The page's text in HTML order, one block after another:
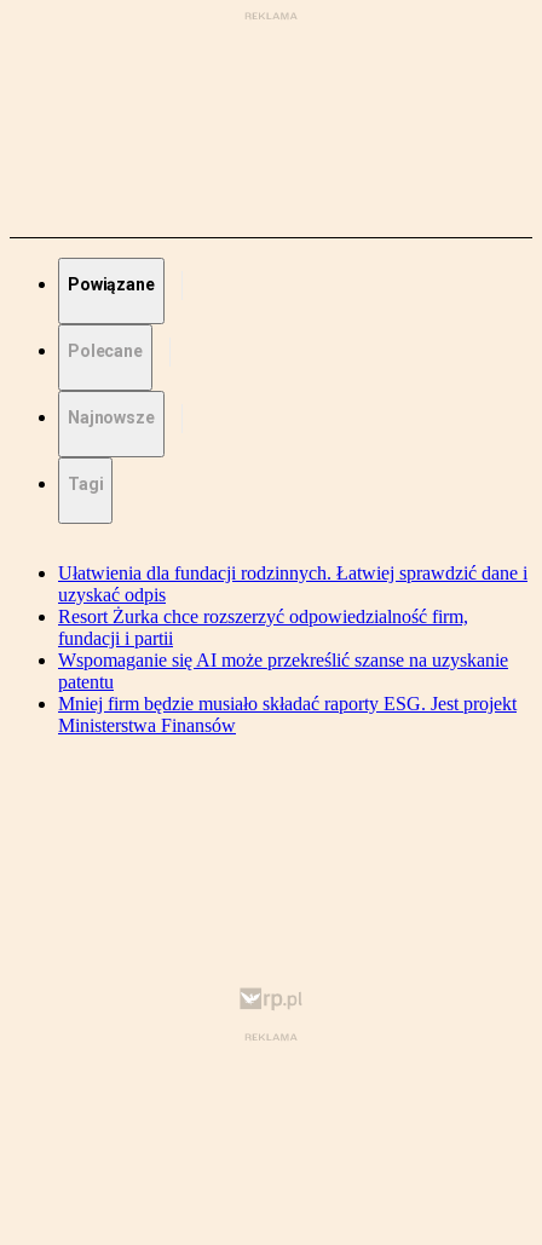
Powiązane
Polecane
Najnowsze
Tagi
Ułatwienia dla fundacji rodzinnych. Łatwiej sprawdzić dane i
uzyskać odpis
Resort Żurka chce rozszerzyć odpowiedzialność firm,
fundacji i partii
Wspomaganie się AI może przekreślić szanse na uzyskanie
patentu
Mniej firm będzie musiało składać raporty ESG. Jest projekt
Ministerstwa Finansów